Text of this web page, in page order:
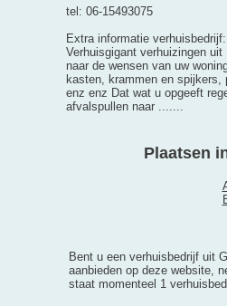
tel: 06-15493075
Extra informatie verhuisbedrijf:
Verhuisgigant verhuizingen
naar de wensen van uw
kasten, krammen en spijkers,
enz enz Dat wat u opgeeft
afvalspullen naar .......
Plaatsen
Bent u een verhuisbedrijf uit
aanbieden op deze website,
staat momenteel 1